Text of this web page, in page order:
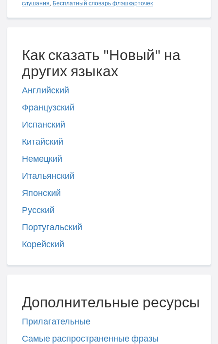
слушания, Бесплатный словарь флэшкарточек
Как сказать "Новый" на
других языках
Английский
Французский
Испанский
Китайский
Немецкий
Итальянский
Японский
Русский
Португальский
Корейский
Дополнительные ресурсы
Прилагательные
Самые распространенные фразы